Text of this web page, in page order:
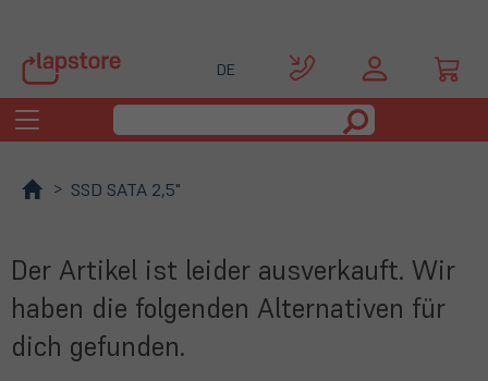
DE
Toggle
navigation
SSD SATA 2,5"
Der Artikel ist leider ausverkauft. Wir
haben die folgenden Alternativen für
dich gefunden.